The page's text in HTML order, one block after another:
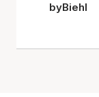
byBiehl